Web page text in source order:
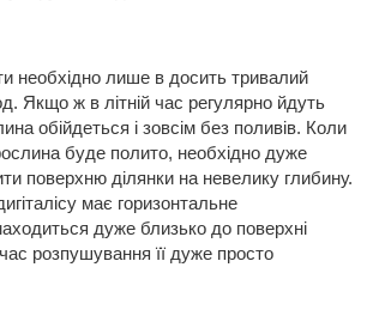
необхідно лише в досить тривалий
Якщо ж в літній час регулярно йдуть
обійдеться і зовсім без поливів. Коли
буде полито, необхідно дуже
поверхню ділянки на невелику глибину.
має горизонтальне
дуже близько до поверхні
розпушування її дуже просто